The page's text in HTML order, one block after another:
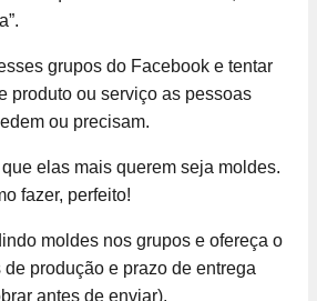
grupos do Facebook e tentar
produto ou serviço as pessoas
ou precisam.
elas mais querem seja moldes.
fazer, perfeito!
moldes nos grupos e ofereça o
produção e prazo de entrega
antes de enviar).